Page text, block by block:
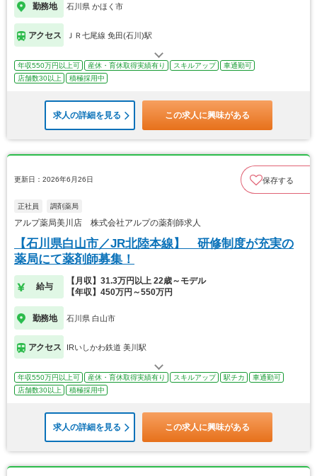
勤務地 石川県 かほく市
アクセス ＪＲ七尾線 免田(石川)駅
年収550万円以上可 産休・育休取得実績有り スキルアップ
車通勤可
店舗数30以上
積極採用中
求人の詳細を見る この求人に興味がある
更新日：2026年6月26日 保存する
正社員 調剤薬局
アルプ薬局美川店 株式会社アルプの薬剤師求人
【石川県白山市／JR北陸本線】 研修制度が充実の
薬局にて薬剤師募集！
給与
【月収】31.3万円以上 22歳～モデル
【年収】450万円～550万円
勤務地 石川県 白山市
アクセス IRいしかわ鉄道 美川駅
年収550万円以上可 産休・育休取得実績有り スキルアップ 駅チカ
車通勤可
店舗数30以上
積極採用中
求人の詳細を見る この求人に興味がある